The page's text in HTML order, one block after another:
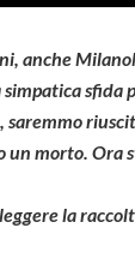
anche
sfida
saremmo
un morto. Ora
la